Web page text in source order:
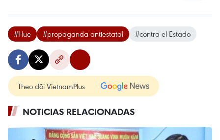
#Hue #propaganda antiestatal #contra el Estado
Theo dõi VietnamPlus
NOTICIAS RELACIONADAS